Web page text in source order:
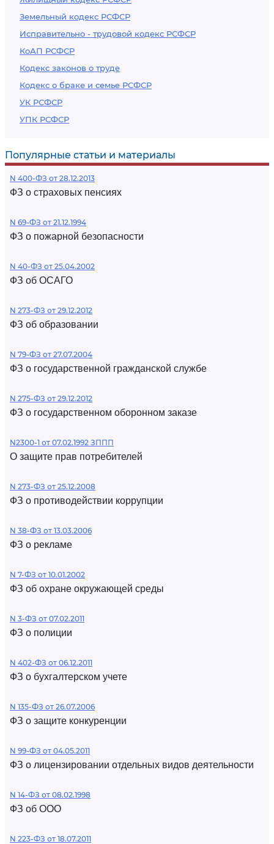
Земельный кодекс РСФСР
Исправительно - трудовой кодекс РСФСР
КоАП РСФСР
Кодекс законов о труде
Кодекс о браке и семье РСФСР
УК РСФСР
УПК РСФСР
Популярные статьи и материалы
N 400-ФЗ от 28.12.2013
ФЗ о страховых пенсиях
N 69-ФЗ от 21.12.1994
ФЗ о пожарной безопасности
N 40-ФЗ от 25.04.2002
ФЗ об ОСАГО
N 273-ФЗ от 29.12.2012
ФЗ об образовании
N 79-ФЗ от 27.07.2004
ФЗ о государственной гражданской службе
N 275-ФЗ от 29.12.2012
ФЗ о государственном оборонном заказе
N2300-1 от 07.02.1992 ЗППП
О защите прав потребителей
N 273-ФЗ от 25.12.2008
ФЗ о противодействии коррупции
N 38-ФЗ от 13.03.2006
ФЗ о рекламе
N 7-ФЗ от 10.01.2002
ФЗ об охране окружающей среды
N 3-ФЗ от 07.02.2011
ФЗ о полиции
N 402-ФЗ от 06.12.2011
ФЗ о бухгалтерском учете
N 135-ФЗ от 26.07.2006
ФЗ о защите конкуренции
N 99-ФЗ от 04.05.2011
ФЗ о лицензировании отдельных видов деятельности
N 14-ФЗ от 08.02.1998
ФЗ об ООО
N 223-ФЗ от 18.07.2011